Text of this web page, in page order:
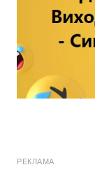
РЕКЛАМА